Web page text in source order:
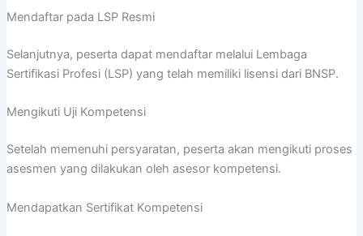
Mendaftar pada LSP Resmi
Selanjutnya, peserta dapat mendaftar melalui Lembaga
Sertifikasi Profesi (LSP) yang telah memiliki lisensi dari BNSP.
Mengikuti Uji Kompetensi
Setelah memenuhi persyaratan, peserta akan mengikuti proses
asesmen yang dilakukan oleh asesor kompetensi.
Mendapatkan Sertifikat Kompetensi